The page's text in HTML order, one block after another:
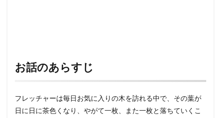
お話のあらすじ
フレッチャーは毎日お気に入りの木を訪れる中で、その葉が
日に日に茶色くなり、やがて一枚、また一枚と落ちていくこ